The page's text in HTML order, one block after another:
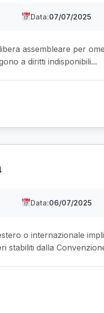
Data:07/07/2025
assembleare per
a diritti indisponibili...
Data:06/07/2025
o internazionale
stabiliti dalla